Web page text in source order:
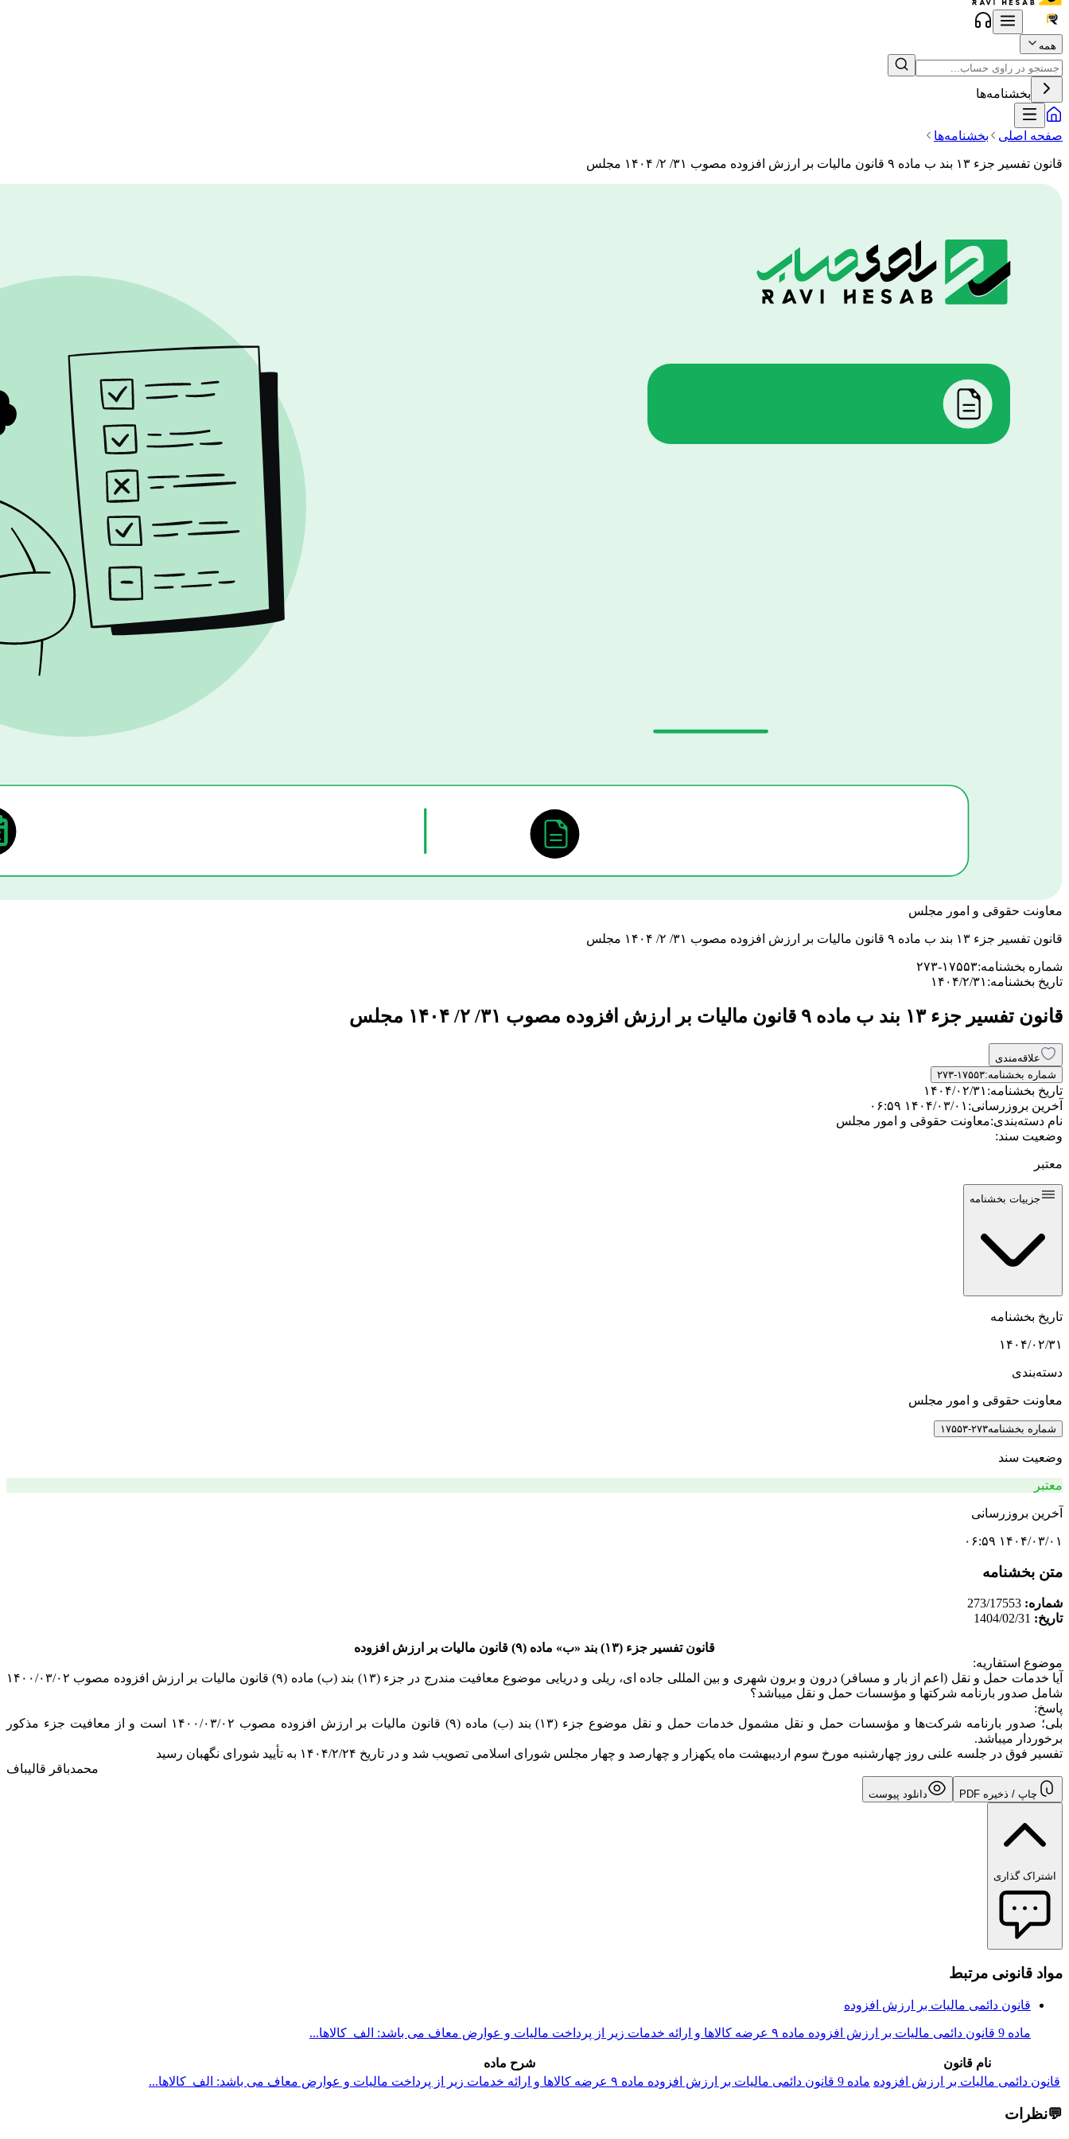
همه
بخشنامه‌ها
صفحه اصلی بخشنامه‌ها
قانون تفسیر جزء ۱۳ بند ب ماده ۹ قانون مالیات بر ارزش افزوده مصوب ۳۱/ ۲/ ۱۴۰۴ مجلس
معاونت حقوقی و امور مجلس
قانون تفسیر جزء ۱۳ بند ب ماده ۹ قانون مالیات بر ارزش افزوده مصوب ۳۱/ ۲/ ۱۴۰۴ مجلس
شماره بخشنامه:۲۷۳-۱۷۵۵۳
تاریخ بخشنامه: ۱۴۰۴/۲/۳۱
قانون تفسیر جزء ۱۳ بند ب ماده ۹ قانون مالیات بر ارزش افزوده مصوب ۳۱/ ۲/ ۱۴۰۴ مجلس
علاقه‌مندی
شماره بخشنامه:۲۷۳-۱۷۵۵۳
تاریخ بخشنامه: ۱۴۰۴/۰۲/۳۱
آخرین بروزرسانی: ۱۴۰۴/۰۳/۰۱ ۰۶:۵۹
نام دسته‌بندی:معاونت حقوقی و امور مجلس
وضعیت سند:
معتبر
جزییات بخشنامه
تاریخ بخشنامه
۱۴۰۴/۰۲/۳۱
دسته‌بندی
معاونت حقوقی و امور مجلس
شماره بخشنامه۲۷۳-۱۷۵۵۳
وضعیت سند
معتبر
آخرین بروزرسانی
۱۴۰۴/۰۳/۰۱ ۰۶:۵۹
متن بخشنامه
شماره: 273/17553
تاریخ: 1404/02/31
قانون تفسیر جزء (۱۳) بند «ب» ماده (۹) قانون مالیات بر ارزش افزوده
موضوع استفاریه:
آیا خدمات حمل و نقل (اعم از بار و مسافر) درون و برون شهری و بین المللی جاده ای، ریلی و دریایی موضوع معافیت مندرج در جزء (۱۳) بند (ب) ماده (۹) قانون مالیات بر ارزش افزوده مصوب ۱۴۰۰/۰۳/۰۲
شامل صدور بارنامه شرکتها و مؤسسات حمل و نقل میباشد؟
پاسخ:
بلی؛ صدور بارنامه شرکت‌ها و مؤسسات حمل و نقل مشمول خدمات حمل و نقل موضوع جزء (۱۳) بند (ب) ماده (۹) قانون مالیات بر ارزش افزوده مصوب ۱۴۰۰/۰۳/۰۲ است و از معافیت جزء مذکور
برخوردار میباشد.
تفسیر فوق در جلسه علنی روز چهارشنبه مورخ سوم اردیبهشت ماه یکهزار و چهارصد و چهار مجلس شورای اسلامی تصویب شد و در تاریخ ۱۴۰۴/۲/۲۴ به تأیید شورای نگهبان رسید
محمدباقر قالیباف
چاپ / ذخیره PDF دانلود پیوست
اشتراک گذاری
مواد قانونی مرتبط
قانون دائمی مالیات بر ارزش افزوده
ماده 9 قانون دائمی مالیات بر ارزش افزوده ماده ۹ عرضه کالاها و ارائه خدمات زیر از پرداخت مالیات و عوارض معاف می‌ باشد: الف ‌ کالاها...
نام قانون
شرح ماده
قانون دائمی مالیات بر ارزش افزوده ماده 9 قانون دائمی مالیات بر ارزش افزوده ماده ۹ عرضه کالاها و ارائه خدمات زیر از پرداخت مالیات و عوارض معاف می‌ باشد: الف ‌ کالاها...
💬نظرات